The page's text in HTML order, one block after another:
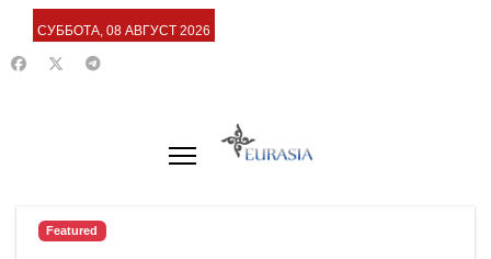
СУББОТА, 08 АВГУСТ 2026
Featured